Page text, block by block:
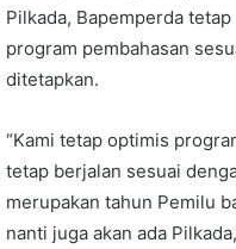
Pilkada, Bapemperda
program pembahasan
ditetapkan.
“Kami tetap optimis
tetap berjalan sesuai
merupakan tahun Pemilu
nanti juga akan ada